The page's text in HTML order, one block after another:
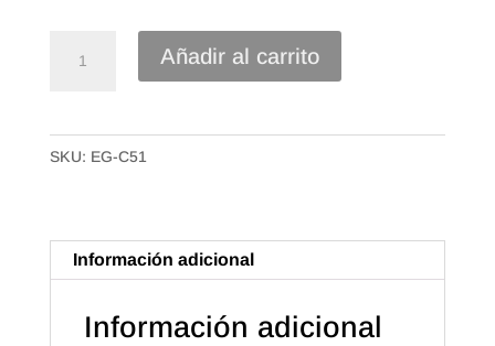
1ª
Llei"
cantidad
Añadir al carrito
SKU: EG-C51
Información adicional
Información adicional